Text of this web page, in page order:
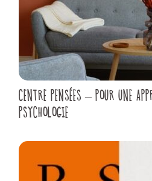
CENTRE PENSÉES – POUR UNE
PSYCHOLOGIE